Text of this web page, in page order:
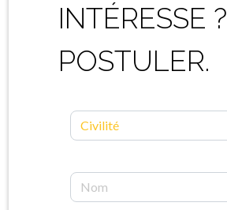
INTÉRESSE ?
POSTULER.